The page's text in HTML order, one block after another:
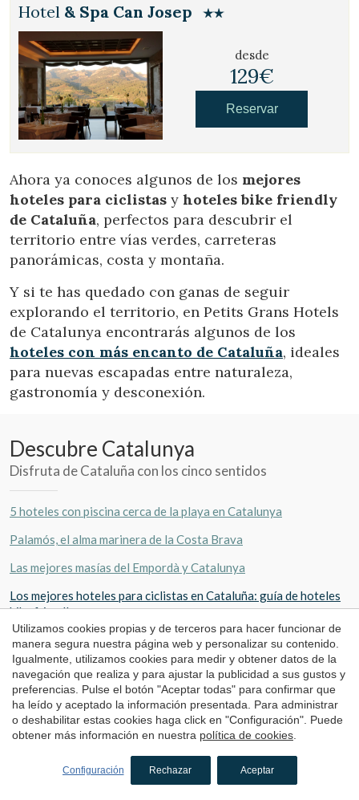
Hotel & Spa Can Josep
desde
129€
Reservar
Ahora ya conoces algunos de los mejores
hoteles para ciclistas y hoteles bike friendly
de Cataluña, perfectos para descubrir el
territorio entre vías verdes, carreteras
panorámicas, costa y montaña.
Y si te has quedado con ganas de seguir
explorando el territorio, en Petits Grans Hotels
de Catalunya encontrarás algunos de los
hoteles con más encanto de Cataluña, ideales
para nuevas escapadas entre naturaleza,
gastronomía y desconexión.
Descubre Catalunya
Disfruta de Cataluña con los cinco sentidos
5 hoteles con piscina cerca de la playa en Catalunya
Palamós, el alma marinera de la Costa Brava
Las mejores masías del Empordà y Catalunya
Los mejores hoteles para ciclistas en Cataluña: guía de hoteles
bike friendly
Escapada a “Girona, Temps de Flors”
Pueblos medievales con encanto
Hoteles en plena naturaleza en Cataluña
10 hoteles con bañera de hidromasaje en la habitación
Estaciones de esquí cerca de Barcelona
Utilizamos cookies propias y de terceros para hacer funcionar de
manera segura nuestra página web y personalizar su contenido.
Igualmente, utilizamos cookies para medir y obtener datos de la
navegación que realiza y para ajustar la publicidad a sus gustos y
preferencias. Pulse el botón "Aceptar todas" para confirmar que
ha leído y aceptado la información presentada. Para administrar
o deshabilitar estas cookies haga click en "Configuración". Puede
obtener más información en nuestra política de cookies
Configuración Rechazar Aceptar
Guardar configuración Aceptar todas